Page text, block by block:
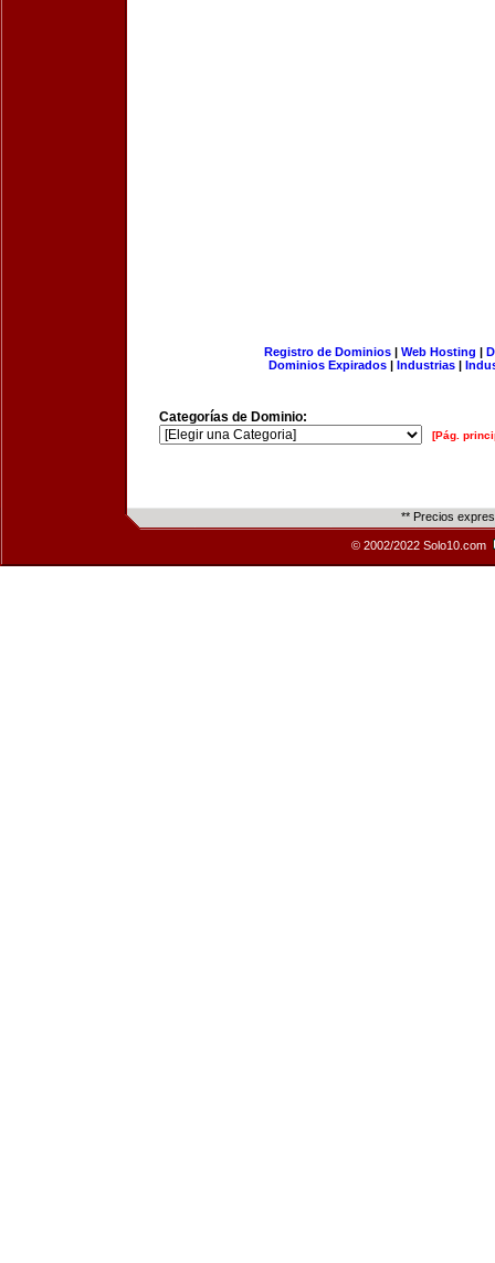
Registro de Dominios| Web Hosting |
Dominios Expirados | Industrias |
Categorías de Dominio:
[Pág.
** Precios
© 2002/2022 Solo10.com